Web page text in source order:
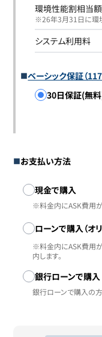
環境性能割相当額
※26年3月31日に環
システム利用料
ベーシック保証（
30日保証(無
お支払い方法
お支払い方法
現金で購入
※料金内にASK費用が
ローンで購入（オ
※料金内にASK費用
内します。
銀行ローンで購入
銀行ローンで購入の